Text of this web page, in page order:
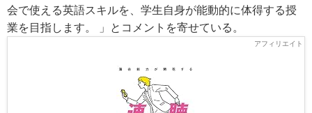
会で使える英語スキルを、学生自身が能動的に体得する授
業を目指します。 」とコメントを寄せている。